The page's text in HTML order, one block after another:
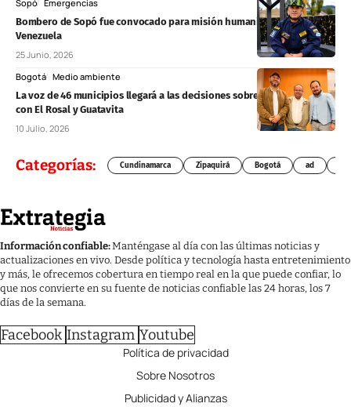
Sopó Emergencias
Bombero de Sopó fue convocado para misión humanitaria en
Venezuela
25 Junio, 2026
Bogotá Medio ambiente
La voz de 46 municipios llegará a las decisiones sobre el río Bogotá
con El Rosal y Guatavita
10 Julio, 2026
Categorías: Cundinamarca Zipaquirá Bogotá ad
Información confiable:Manténgase al día con las últimas noticias y
actualizaciones en vivo. Desde política y tecnología hasta entretenimiento
y más, le ofrecemos cobertura en tiempo real en la que puede confiar, lo
que nos convierte en su fuente de noticias confiable las 24 horas, los 7
días de la semana.
Facebook Instagram Youtube
Política de privacidad
Sobre Nosotros
Publicidad y Alianzas